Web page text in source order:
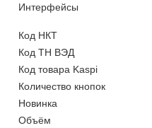
Интерфейсы
Код НКТ
Код ТН ВЭД
Код товара Kaspi
Количество кнопок
Новинка
Объём